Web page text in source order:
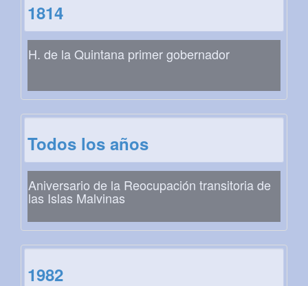
1814
H. de la Quintana primer gobernador
Todos los años
Aniversario de la Reocupación transitoria de
las Islas Malvinas
1982